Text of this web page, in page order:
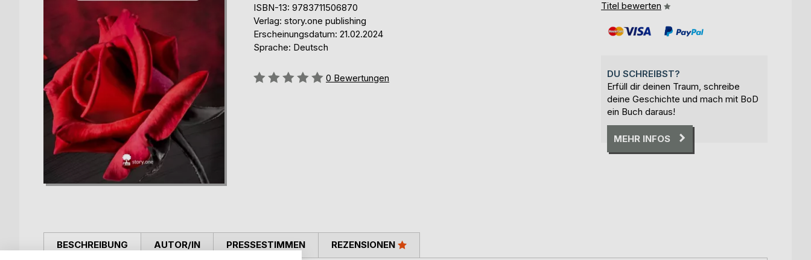
ISBN-13: 9783711506870
Verlag: story.one publishing
Erscheinungsdatum: 21.02.2024
Sprache: Deutsch
Bewertung::
0 Bewertungen
Titel bewerten
DU SCHREIBST?
Erfüll dir deinen Traum, schreibe
deine Geschichte und mach mit BoD
ein Buch daraus!
MEHR INFOS
BESCHREIBUNG AUTOR/IN PRESSESTIMMEN REZENSIONEN